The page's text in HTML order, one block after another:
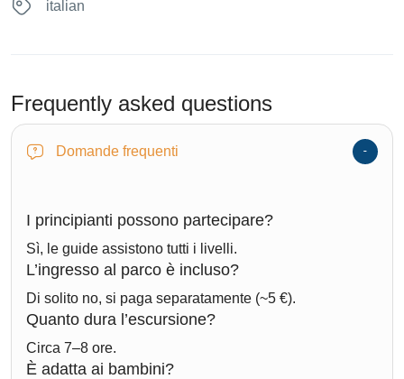
italian
Frequently asked questions
Domande frequenti
I principianti possono partecipare?
Sì, le guide assistono tutti i livelli.
L’ingresso al parco è incluso?
Di solito no, si paga separatamente (~5 €).
Quanto dura l’escursione?
Circa 7–8 ore.
È adatta ai bambini?